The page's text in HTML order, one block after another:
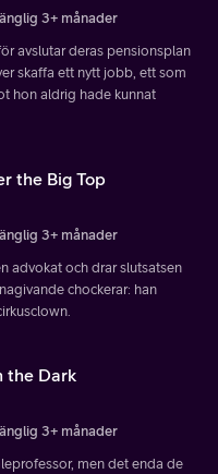
3+ månader
avslutar deras pensionsplan
skaffa ett nytt jobb, ett som
hon aldrig hade kunnat
the Big Top
3+ månader
advokat och drar slutsatsen
chockerar: han
the Dark
3+ månader
men det enda de